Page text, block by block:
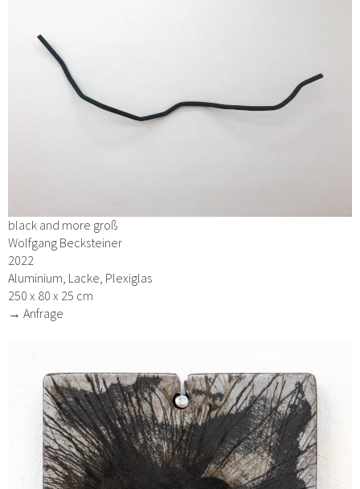
black and more groß
Wolfgang Becksteiner
2022
Aluminium, Lacke, Plexiglas
250 x 80 x 25 cm
→ Anfrage